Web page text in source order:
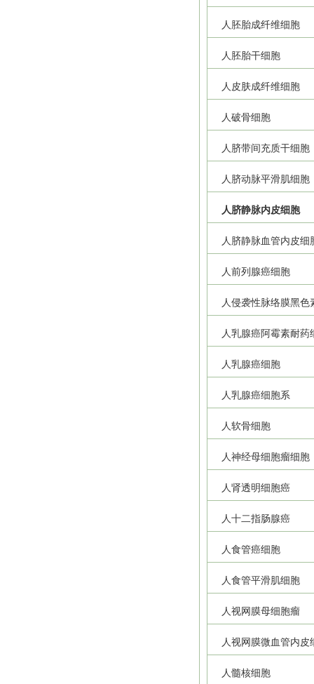
人胚胎成纤维细胞
人胚胎干细胞
人皮肤成纤维细胞
人破骨细胞
人脐带间充质干细胞
人脐动脉平滑肌细胞
人脐静脉内皮细胞
人脐静脉血管内皮细
人前列腺癌细胞
人侵袭性脉络膜黑色
人乳腺癌阿霉素耐药
人乳腺癌细胞
人乳腺癌细胞系
人软骨细胞
人神经母细胞瘤细胞
人肾透明细胞癌
人十二指肠腺癌
人食管癌细胞
人食管平滑肌细胞
人视网膜母细胞瘤
人视网膜微血管内皮
人髓核细胞